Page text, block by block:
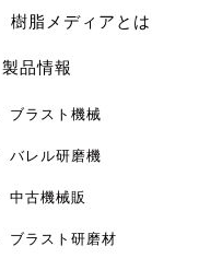
樹脂メディアとは
製品情報
ブラスト機械
バレル研磨機
中古機械販
ブラスト研磨材